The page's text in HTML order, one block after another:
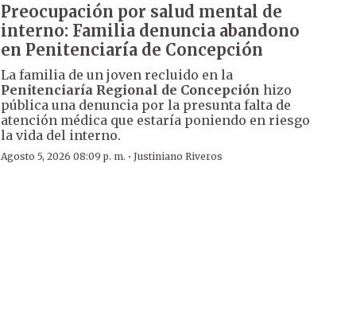
Preocupación por salud mental de
interno: Familia denuncia abandono
en Penitenciaría de Concepción
La familia de un joven recluido en la
Penitenciaría Regional de Concepción hizo
pública una denuncia por la presunta falta de
atención médica que estaría poniendo en riesgo
la vida del interno.
Agosto 5, 2026 08:09 p. m. · Justiniano Riveros